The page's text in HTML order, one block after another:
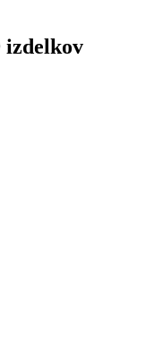
izdelkov